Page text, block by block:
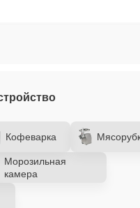
Кофеварка
Морозильная
камера